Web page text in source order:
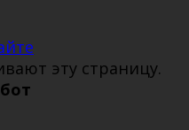
эту страницу.